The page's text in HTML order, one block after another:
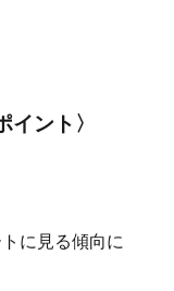
イント〉
に見る傾向に